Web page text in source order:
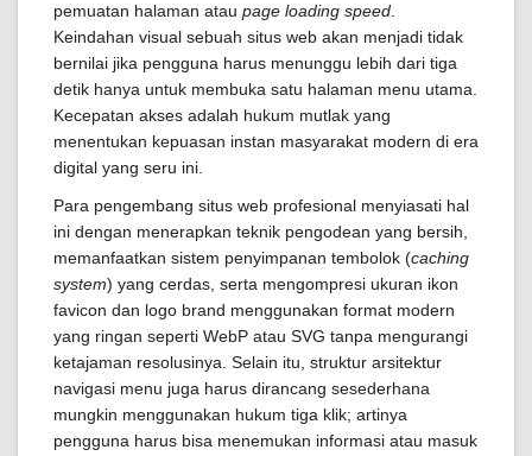
pemuatan halaman atau page loading speed
Keindahan visual sebuah situs web akan menjadi tidak
bernilai jika pengguna harus menunggu lebih dari tiga
detik hanya untuk membuka satu halaman menu utama.
Kecepatan akses adalah hukum mutlak yang
menentukan kepuasan instan masyarakat modern di era
digital yang seru ini.
Para pengembang situs web profesional menyiasati hal
ini dengan menerapkan teknik pengodean yang bersih,
memanfaatkan sistem penyimpanan tembolok (caching
system) yang cerdas, serta mengompresi ukuran ikon
favicon dan logo brand menggunakan format modern
yang ringan seperti WebP atau SVG tanpa mengurangi
ketajaman resolusinya. Selain itu, struktur arsitektur
navigasi menu juga harus dirancang sesederhana
mungkin menggunakan hukum tiga klik; artinya
pengguna harus bisa menemukan informasi atau masuk